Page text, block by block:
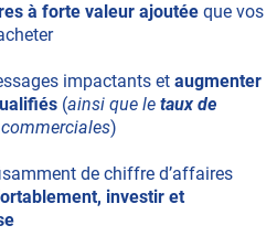
à forte valeur ajoutée que vos
impactants et augmenter
(ainsi que le taux de
)
de chiffre d’affaires
investir et